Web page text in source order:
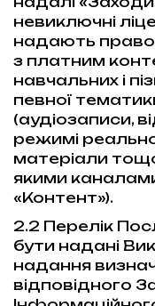
невиключні
надають право
з платним
навчальних і
певної
(аудіозаписи,
режимі
матеріали
якими
«Контент»).
2.2 Перелік
бути надані
надання
відповідного